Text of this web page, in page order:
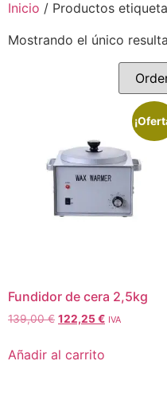
Inicio / Productos
Mostrando el único
Fundidor de cera 2,5kg
139,00€ 122,25€ IVA
Añadir al carrito